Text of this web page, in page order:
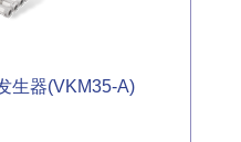
生器(VKM35-A)